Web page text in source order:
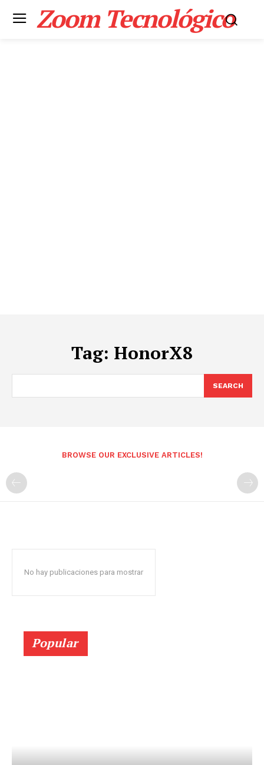
Zoom Tecnológico
Tag: HonorX8
SEARCH
BROWSE OUR EXCLUSIVE ARTICLES!
No hay publicaciones para mostrar
Popular